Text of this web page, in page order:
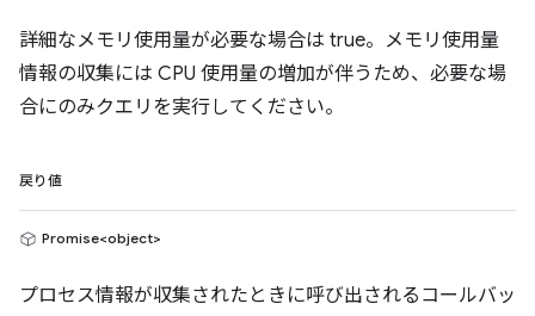
詳細なメモリ使用量が必要な場合は true。メモリ使用量
情報の収集には CPU 使用量の増加が伴うため、必要な場
合にのみクエリを実行してください。
戻り値
Promise<object>
プロセス情報が収集されたときに呼び出されるコールバッ